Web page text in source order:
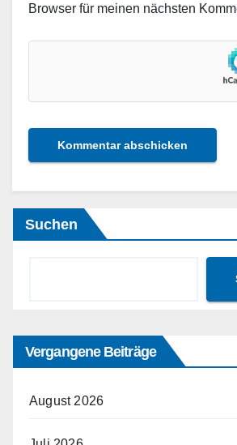
Browser für meinen nächsten
Suchen
Vergangene Beiträge
August 2026